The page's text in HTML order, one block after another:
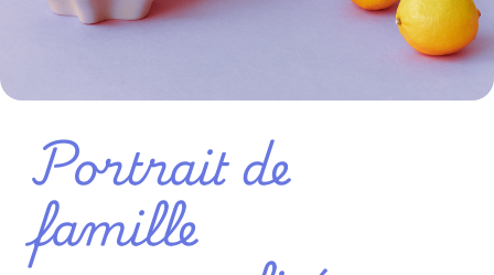
Portrait de
famille